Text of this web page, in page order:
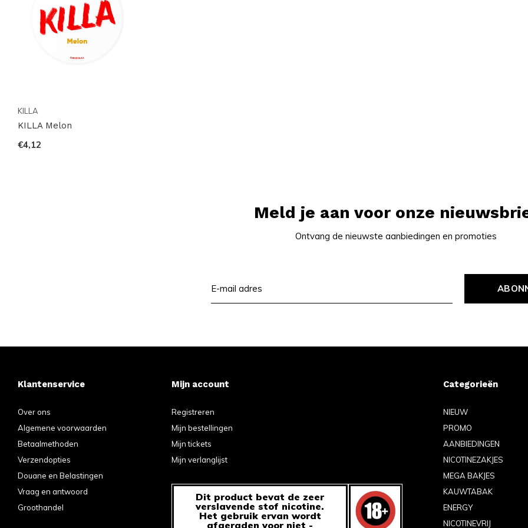
KILLA
KILLA Melon
€4,12
Meld je aan voor onze
Ontvang de nieuwste aanbiedingen en promoties
Klantenservice
Over ons
Algemene voorwaarden
Betaalmethoden
Verzendopties
Douane en Belastingen
Vraag en antwoord
Groothandel
Mijn account
Registreren
Mijn bestellingen
Mijn tickets
Mijn verlanglijst
Dit product bevat de zeer
verslavende stof nicotine.
Het gebruik ervan wordt
afgeraden voor niet -
Categorieën
NIEUW
PROMO
AANBIEDINGEN
NICOTINEZAKJES
MEGA BAKJES
KAUWTABAK
ENERGY
NICOTINEVRIJ